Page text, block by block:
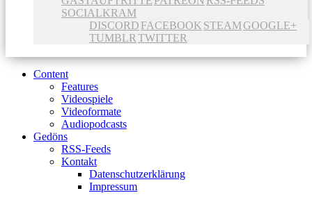
SOCIALKRAM
DISCORD FACEBOOK STEAMGOOGLE+
TUMBLR TWITTER
Content
Features
Videospiele
Videoformate
Audiopodcasts
Gedöns
RSS-Feeds
Kontakt
Datenschutzerklärung
Impressum